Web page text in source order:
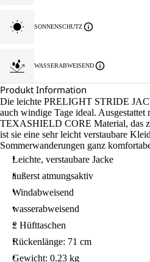
SONNENSCHUTZ
WASSERABWEISEND
Produkt Information
Die leichte PRELIGHT STRIDE
auch windige Tage ideal.
TEXASHIELD CORE Material, das
ist sie eine sehr leicht verstaubare
Sommerwanderungen ganz
Leichte, verstaubare Jacke
äußerst atmungsaktiv
Windabweisend
wasserabweisend
2 Hüfttaschen
Rückenlänge: 71 cm
Gewicht: 0.23 kg